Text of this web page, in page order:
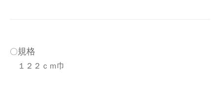
〇規格
１２２ｃｍ巾